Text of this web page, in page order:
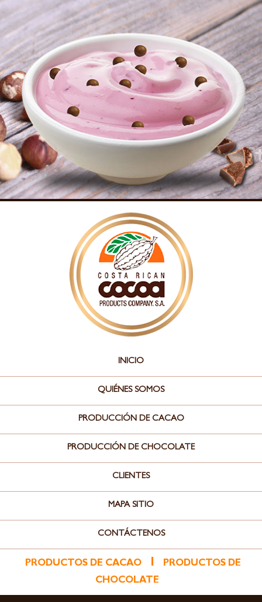
INICIO
QUIÉNES SOMOS
PRODUCCIÓN DE CACAO
PRODUCCIÓN DE CHOCOLATE
CLIENTES
MAPA SITIO
CONTÁCTENOS
PRODUCTOS DE CACAO l
PRODUCTOS DE
CHOCOLATE